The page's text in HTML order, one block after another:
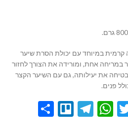
קרמית במיוחד עם יכולת הסרת שיער
במריחה אחת, ומורידה את הצורך לחזור
את יעילותה, גם עם השיער הקצר
פנים.
Twitter
WhatsApp
Telegram
Trello